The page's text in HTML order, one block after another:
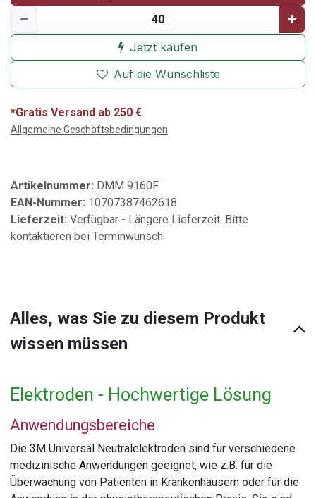
Jetzt kaufen
Auf die Wunschliste
*Gratis Versand ab 250 €
Allgemeine Geschäftsbedingungen
Artikelnummer: DMM 9160F
EAN-Nummer: 10707387462618
Lieferzeit: Verfügbar - Längere Lieferzeit. Bitte
kontaktieren bei Terminwunsch
Alles, was Sie zu diesem Produkt
wissen müssen
Elektroden - Hochwertige Lösung
Anwendungsbereiche
Die 3M Universal Neutralelektroden sind für verschiedene
medizinische Anwendungen geeignet, wie z.B. für die
Überwachung von Patienten in Krankenhäusern oder für die